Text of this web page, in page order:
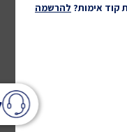
קוד אימות? להרשמה